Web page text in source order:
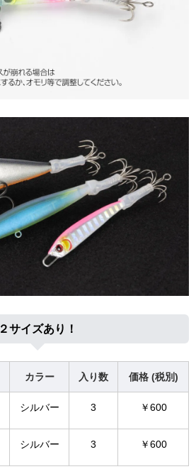
２サイズあり！
カラー 入り数 価格 (税別)
シルバー 3 ￥600
シルバー 3 ￥600